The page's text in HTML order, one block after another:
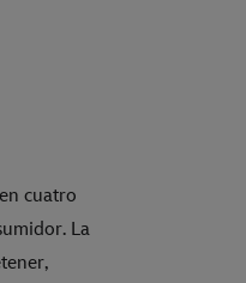
cuatro
La